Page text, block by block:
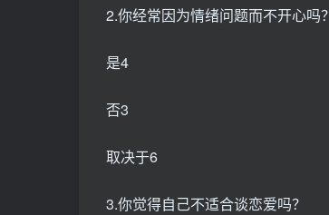
2.你经常因为情绪问题而不开心吗？
是4
否3
取决于6
3.你觉得自己不适合谈恋爱吗？